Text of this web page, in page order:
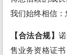
我们始终相信：
【合法合规】
售业务资格证